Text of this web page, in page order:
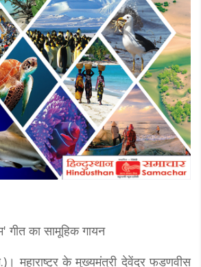
गीत का सामूहिक गायन
महाराष्ट्र के मुख्यमंत्री देवेंद्र फडणवीस